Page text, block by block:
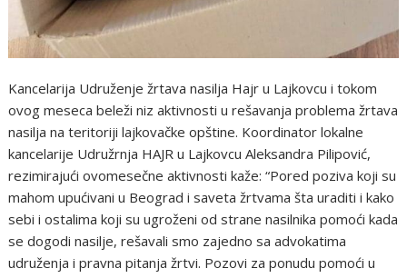
Kancelarija Udruženje žrtava nasilja Hajr u Lajkovcu i tokom
ovog meseca beleži niz aktivnosti u rešavanja problema žrtava
nasilja na teritoriji lajkovačke opštine. Koordinator lokalne
kancelarije Udružrnja HAJR u Lajkovcu Aleksandra Pilipović,
rezimirajući ovomesečne aktivnosti kaže: “Pored poziva koji su
mahom upućivani u Beograd i saveta žrtvama šta uraditi i kako
sebi i ostalima koji su ugroženi od strane nasilnika pomoći kada
se dogodi nasilje, rešavali smo zajedno sa advokatima
udruženja i pravna pitanja žrtvi. Pozovi za ponudu pomoći u